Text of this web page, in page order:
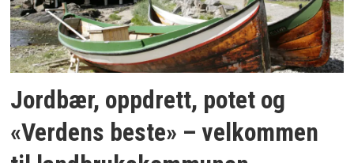
Jordbær, oppdrett, potet og
«Verdens beste» – velkommen